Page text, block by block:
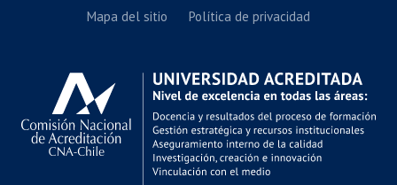
Mapa del sitio Política de privacidad